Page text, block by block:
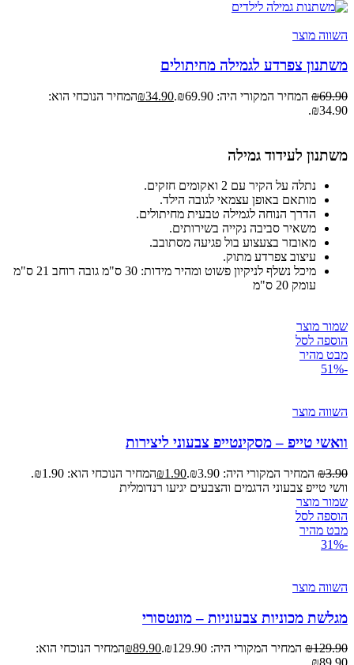
השווה מוצר
משתנון צפרדע לגמילה מחיתולים
₪69.90 המחיר המקורי היה: ₪69.90. ₪34.90
המחיר הנוכחי הוא:
₪34.90.
משתנון לעידוד גמילה
נתלה על הקיר עם 2 ואקומים חזקים.
מותאם באופן עצמאי לגובה הילד.
הדרך הנוחה לגמילה טבעית מחיתולים.
משאיר סביבה נקייה בשירותים.
מאובזר בצעצוע בול פגיעה מסתובב.
עיצוב צפרדע מתוק.
מיכל נשלף לניקיון פשוט ומהיר מידות: 30 ס"מ גובה רוחב 21 ס"מ
עומק 20 ס"מ
שמור מוצר
הוספה לסל
מבט מהיר
-51%
השווה מוצר
וואשי טייפ – מסקינטייפ צבעוני ליצירות
₪3.90 המחיר המקורי היה: ₪3.90. ₪1.90
המחיר הנוכחי הוא: ₪1.90.
וושי טייפ צבעוני הדגמים והצבעים יגיעו רנדומלית
שמור מוצר
הוספה לסל
מבט מהיר
-31%
השווה מוצר
מגלשת מכוניות צבעוניות – מונטסורי
₪129.90 המחיר המקורי היה: ₪129.90. ₪89.90
המחיר הנוכחי הוא: